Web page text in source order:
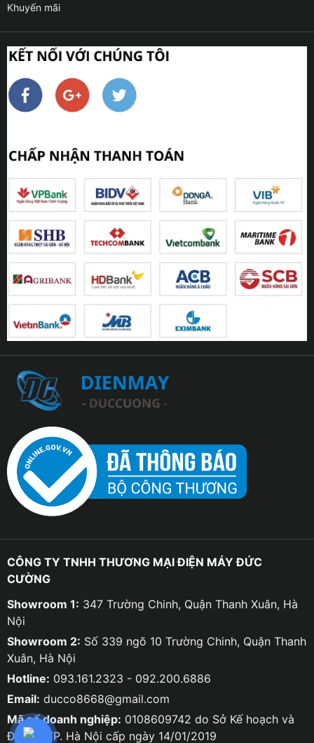
Khuyến mãi
CÔNG TY TNHH THƯƠNG MẠI ĐIỆN MÁY ĐỨC
CƯỜNG
Showroom 1: 347 Trường Chinh, Quận Thanh Xuân, Hà
Nội
Showroom 2: Số 339 ngõ 10 Trường Chinh, Quận Thanh
Xuân, Hà Nội
Hotline: 093.161.2323 - 092.200.6886
Email: ducco8668@gmail.com
Mã số doanh nghiệp: 0108609742 do Sở Kế hoạch và
Đầu tư TP. Hà Nội cấp ngày 14/01/2019